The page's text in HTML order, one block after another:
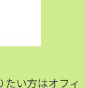
たい方はオフィ